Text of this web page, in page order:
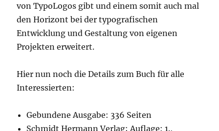
von TypoLogos gibt und einem somit auch mal
den Horizont bei der typografischen
Entwicklung und Gestaltung von eigenen
Projekten erweitert.
Hier nun noch die Details zum Buch für alle
Interessierten:
Gebundene Ausgabe: 336 Seiten
Schmidt Hermann Verlag; Auflage: 1.,